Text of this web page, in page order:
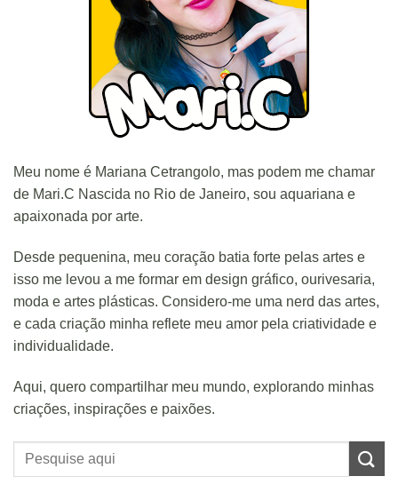
Meu nome é Mariana Cetrangolo, mas podem me chamar
de Mari.C Nascida no Rio de Janeiro, sou aquariana e
apaixonada por arte.
Desde pequenina, meu coração batia forte pelas artes e
isso me levou a me formar em design gráfico, ourivesaria,
moda e artes plásticas. Considero-me uma nerd das artes,
e cada criação minha reflete meu amor pela criatividade e
individualidade.
Aqui, quero compartilhar meu mundo, explorando minhas
criações, inspirações e paixões.